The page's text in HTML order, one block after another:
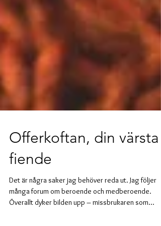
Offerkoftan, din värsta
fiende